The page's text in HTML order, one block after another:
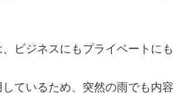
ビジネスにもプライベートにも
ているため、突然の雨でも内容